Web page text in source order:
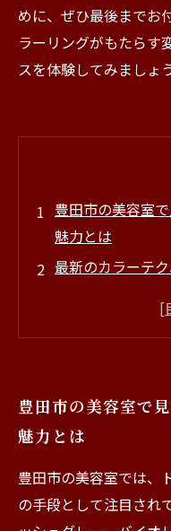
めに、ぜひ最後までお
ラーリングがもたらす
スを体験してみましょう
豊田市の美容室
魅力とは
最新のカラーテ
あなたに合った
豊田市の美容室
あなたの髪色で
とサービス
豊田市の美容室で
魅力とは
豊田市の美容室では、
の手段として注目され